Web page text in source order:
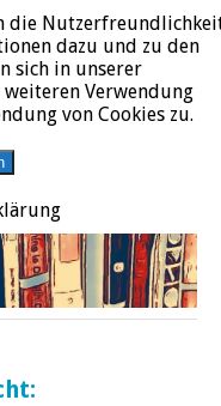
IMPRESSUM ÜBER JURALIT
Literatur
die
dazu und zu den
sich in unserer
Verwendung
von Cookies zu.